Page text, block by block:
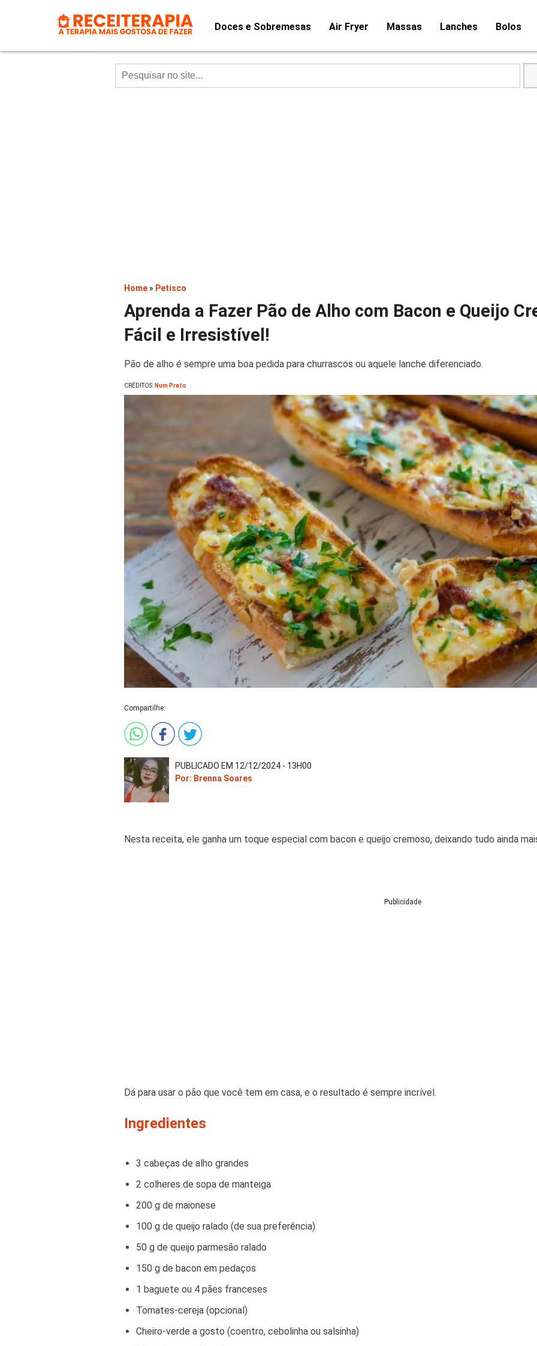
Doces e Sobremesas Air Fryer Massas Lanches Bolos
Home » Petisco
Aprenda a Fazer Pão de Alho com Bacon e Queijo
Fácil e Irresistível!
Pão de alho é sempre uma boa pedida para churrascos ou aquele lanche diferenciado.
CRÉDITOS: Num Prato
Compartilhe:
PUBLICADO EM 12/12/2024 - 13H00
Por: Brenna Soares
Nesta receita, ele ganha um toque especial com bacon e queijo cremoso, deixando tudo ainda
Publicidade
Dá para usar o pão que você tem em casa, e o resultado é sempre incrível.
Ingredientes
3 cabeças de alho grandes
2 colheres de sopa de manteiga
200 g de maionese
100 g de queijo ralado (de sua preferência)
50 g de queijo parmesão ralado
150 g de bacon em pedaços
1 baguete ou 4 pães franceses
Tomates-cereja (opcional)
Cheiro-verde a gosto (coentro, cebolinha ou salsinha)